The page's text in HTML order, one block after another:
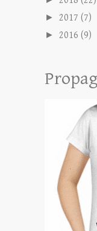
► 2017 (7)
► 2016 (9)